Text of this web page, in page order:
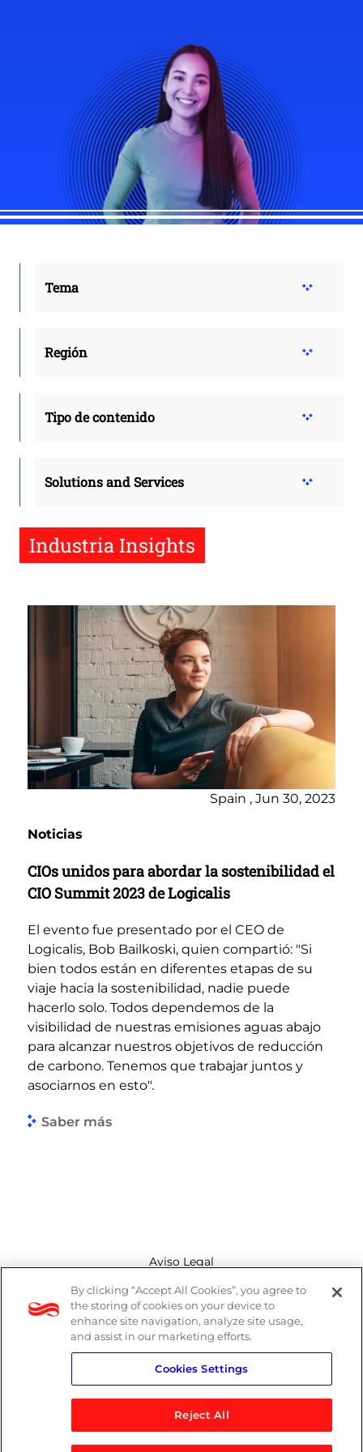
Tema
Región
Tipo de contenido
Solutions and Services
Industria Insights
Spain , Jun 30, 2023
Noticias
CIOs unidos para abordar la sostenibilidad el
CIO Summit 2023 de Logicalis
El evento fue presentado por el CEO de
Logicalis, Bob Bailkoski, quien compartió: "Si
bien todos están en diferentes etapas de su
viaje hacia la sostenibilidad, nadie puede
hacerlo solo. Todos dependemos de la
visibilidad de nuestras emisiones aguas abajo
para alcanzar nuestros objetivos de reducción
de carbono. Tenemos que trabajar juntos y
asociarnos en esto".
Saber más
Aviso Legal
Canal de denuncias
Política de cookies
Política de privacidad
By clicking “Accept All Cookies”, you agree to
the storing of cookies on your device to
enhance site navigation, analyze site usage,
and assist in our marketing efforts.
Cookies Settings
Reject All